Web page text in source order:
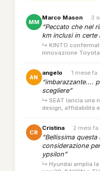
MM
Marco Mason · 3
“Peccato che nel
km inclusi in certe
↳ KINTO
innovazione
AN
angelo · 1 mese fa
“imbarazzante....
scegliere”
↳ SEAT lancia una
design, affidabilità
CR
Cristina · 2 mesi fa
“Bellissima
considerazione
ypsilon”
↳ Hyundai amplia